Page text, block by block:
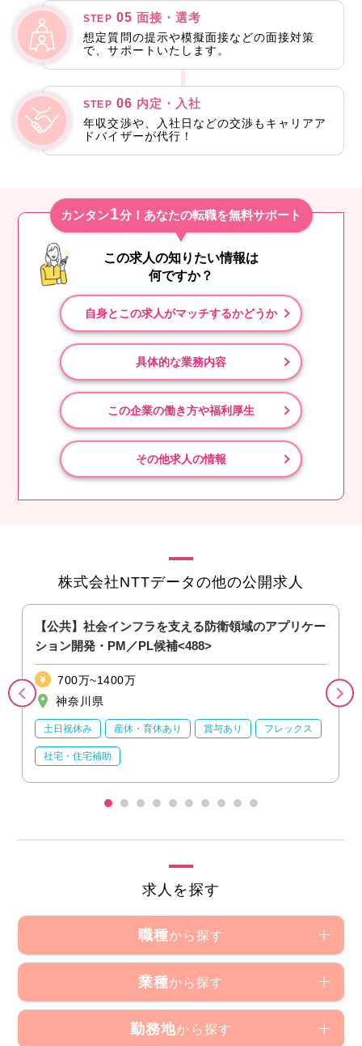
STEP 05 面接・選考
想定質問の提示や模擬面接などの面接対策
で、サポートいたします。
STEP 06 内定・入社
年収交渉や、入社日などの交渉もキャリアア
ドバイザーが代行！
カンタン1分！あなたの転職を無料サポート
この求人の知りたい情報は
何ですか？
自身とこの求人がマッチするかどうか
具体的な業務内容
この企業の働き方や福利厚生
その他求人の情報
株式会社NTTデータの他の公開求人
【公共】社会インフラを支える防衛領域のアプリケー
ション開発・PM／PL候補<488>
700万~1400万
神奈川県
土日祝休み 産休・育休あり 賞与あり フレックス
社宅・住宅補助
求人を探す
職種から探す
業種から探す
勤務地から探す